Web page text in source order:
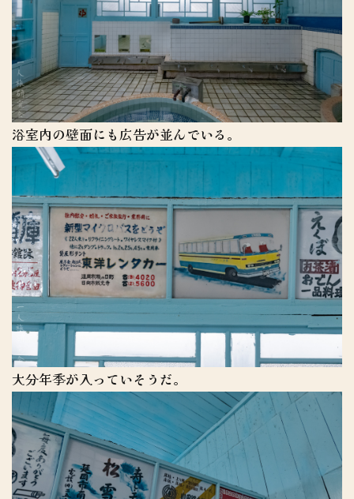
浴室内の壁面にも広告が並んでいる。
大分年季が入っていそうだ。